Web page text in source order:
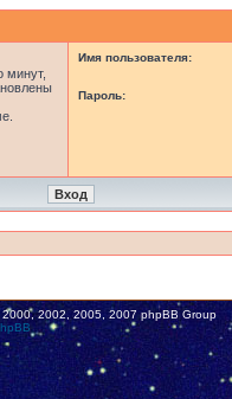
минут,
Имя пользователя:
Пароль:
2002, 2005, 2007 phpBB Group